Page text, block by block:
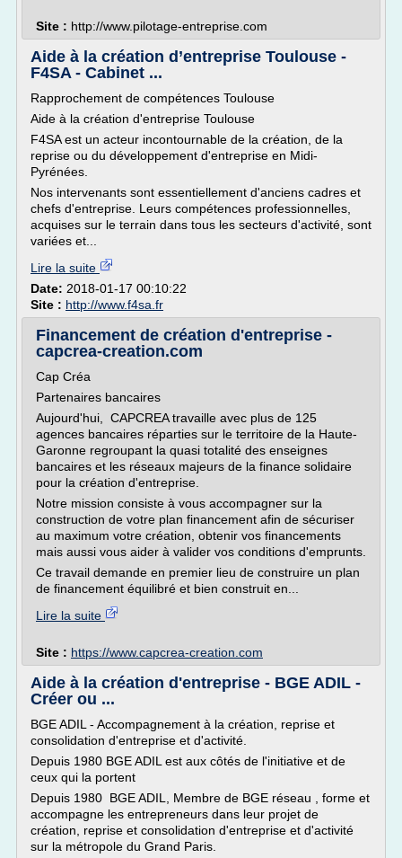
Site : http://www.pilotage-entreprise.com
Aide à la création d’entreprise Toulouse -
F4SA - Cabinet ...
Rapprochement de compétences Toulouse
Aide à la création d'entreprise Toulouse
F4SA est un acteur incontournable de la création, de la
reprise ou du développement d'entreprise en Midi-
Pyrénées.
Nos intervenants sont essentiellement d'anciens cadres et
chefs d'entreprise. Leurs compétences professionnelles,
acquises sur le terrain dans tous les secteurs d'activité, sont
variées et...
Lire la suite
Date: 2018-01-17 00:10:22
Site : http://www.f4sa.fr
Financement de création d'entreprise -
capcrea-creation.com
Cap Créa
Partenaires bancaires
Aujourd'hui, CAPCREA travaille avec plus de 125
agences bancaires réparties sur le territoire de la Haute-
Garonne regroupant la quasi totalité des enseignes
bancaires et les réseaux majeurs de la finance solidaire
pour la création d'entreprise.
Notre mission consiste à vous accompagner sur la
construction de votre plan financement afin de sécuriser
au maximum votre création, obtenir vos financements
mais aussi vous aider à valider vos conditions d'emprunts.
Ce travail demande en premier lieu de construire un plan
de financement équilibré et bien construit en...
Lire la suite
Site : https://www.capcrea-creation.com
Aide à la création d'entreprise - BGE ADIL -
Créer ou ...
BGE ADIL - Accompagnement à la création, reprise et
consolidation d'entreprise et d'activité.
Depuis 1980 BGE ADIL est aux côtés de l'initiative et de
ceux qui la portent
Depuis 1980 BGE ADIL, Membre de BGE réseau , forme et
accompagne les entrepreneurs dans leur projet de
création, reprise et consolidation d'entreprise et d'activité
sur la métropole du Grand Paris.